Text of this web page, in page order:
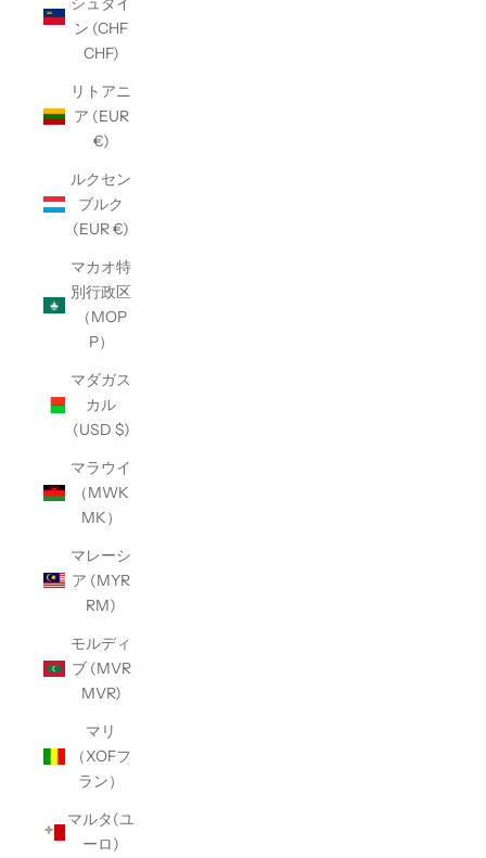
ン (CHF
CHF)
リトアニ
ア (EUR
€)
ルクセン
ブルク
(EUR €)
マカオ特
別行政区
（MOP
P）
マダガス
カル
(USD $)
マラウイ
（MWK
MK）
マレーシ
ア (MYR
RM)
モルディ
ブ (MVR
MVR)
マリ
（XOFフ
ラン）
マルタ(ユ
ーロ)